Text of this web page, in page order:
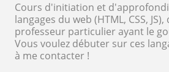
Cours d'initiation et
langages du web (HTML, CSS,
professeur particulier ayant le
Vous voulez débuter sur ces
à me contacter !